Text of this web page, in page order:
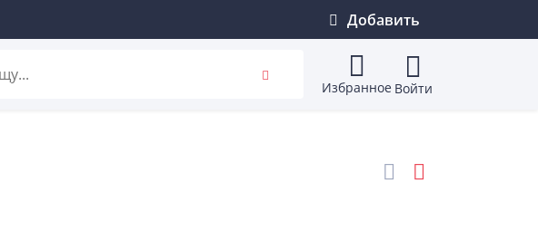
Добавить
Избранное Войти